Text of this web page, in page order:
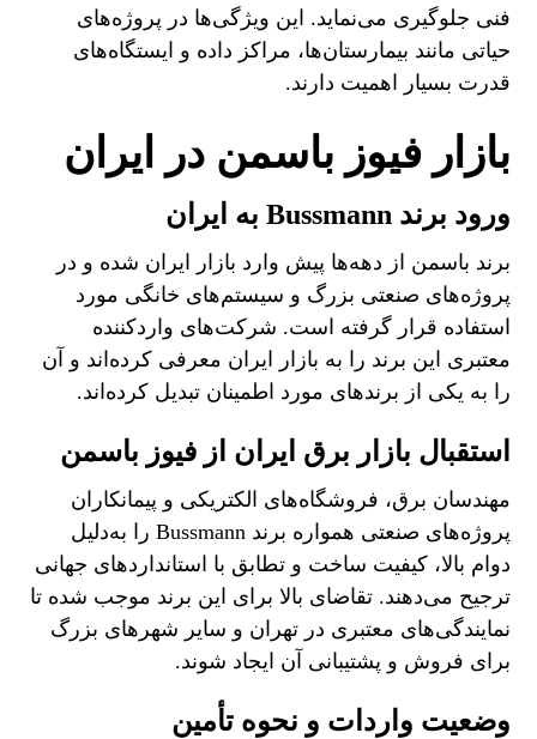
فنی جلوگیری می‌نماید. این ویژگی‌ها در پروژه‌های
حیاتی مانند بیمارستان‌ها، مراکز داده و ایستگاه‌های
قدرت بسیار اهمیت دارند.
بازار فیوز باسمن در ایران
ورود برند Bussmann به ایران
برند باسمن از دهه‌ها پیش وارد بازار ایران شده و در
پروژه‌های صنعتی بزرگ و سیستم‌های خانگی مورد
استفاده قرار گرفته است. شرکت‌های واردکننده
معتبری این برند را به بازار ایران معرفی کرده‌اند و آن
را به یکی از برندهای مورد اطمینان تبدیل کرده‌اند.
استقبال بازار برق ایران از فیوز باسمن
مهندسان برق، فروشگاه‌های الکتریکی و پیمانکاران
پروژه‌های صنعتی همواره برند Bussmann را به‌دلیل
دوام بالا، کیفیت ساخت و تطابق با استانداردهای جهانی
ترجیح می‌دهند. تقاضای بالا برای این برند موجب شده تا
نمایندگی‌های معتبری در تهران و سایر شهرهای بزرگ
برای فروش و پشتیبانی آن ایجاد شوند.
وضعیت واردات و نحوه تأمین